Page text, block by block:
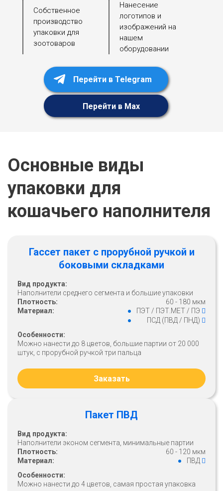
Собственное
производство
упаковки для
зоотоваров
Нанесение
логотипов и
изображений на
нашем
оборудовании
Перейти в Telegram
Перейти в Max
Основные виды
упаковки для
кошачьего наполнителя
Гассет пакет с прорубной ручкой и
боковыми складками
Вид продукта:
Наполнители среднего сегмента и большие упаковки
Плотность:
60 - 180 мкм
Материал:
ПЭТ / ПЭТ.МЕТ / ПЭ
ПСД (ПВД / ПНД)
Особенности:
Можно нанести до 8 цветов, большие партии от 20 000
штук, с прорубной ручкой три пальца
Заказать
Пакет ПВД
Вид продукта:
Наполнители эконом сегмента, минимальные партии
Плотность:
60 - 120 мкм
Материал:
ПВД
Особенности:
Можно нанести до 4 цветов, самая простая упаковка